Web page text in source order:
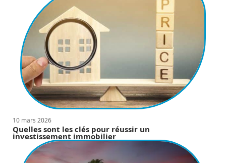
10 mars 2026
Quelles sont les clés pour réussir un
investissement immobilier